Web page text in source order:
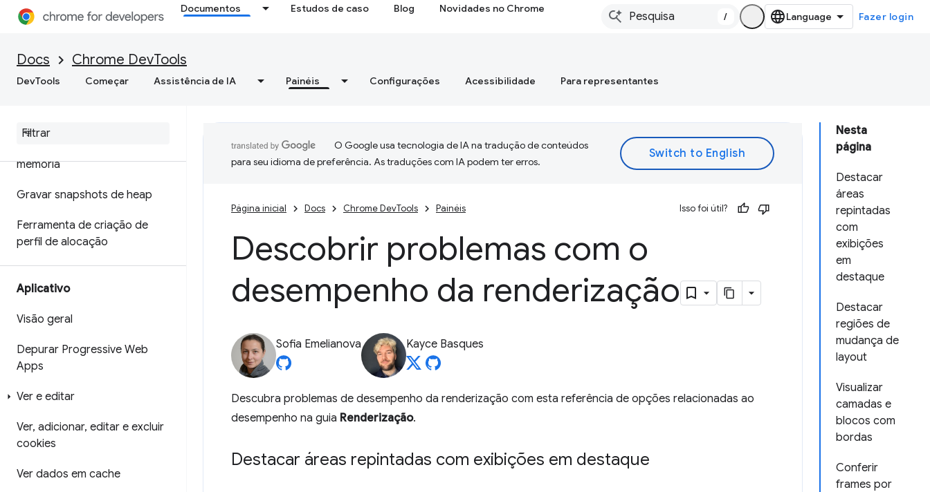
Documentos Estudos de caso Blog Novidades no Chrome
/ Fazer login
Docs Chrome DevTools
DevTools Começar Assistência de IA Painéis Configurações Acessibilidade Para representantes
Otimizar a velocidade da Web
Memória
Visão geral
memória
Gravar snapshots de heap
Ferramenta de criação de
perfil de alocação
Aplicativo
Visão geral
Depurar Progressive Web
Apps
Ver e editar
Ver, adicionar, editar e excluir
cookies
Ver dados em cache
Nesta
página
Destacar
áreas
repintadas
com
exibições
em
destaque
Destacar
regiões de
mudança de
layout
Visualizar
camadas e
blocos com
bordas
Conferir
frames por
O Google usa tecnologia de IA na tradução de conteúdos
para seu idioma de preferência. As traduções com IA podem ter erros.
Página inicial Docs Chrome DevTools Painéis Isso foi útil?
Descobrir problemas com o
desempenho da renderização
Sofia Emelianova Kayce Basques
Descubra problemas de desempenho da renderização com esta referência de opções relacionadas ao
desempenho na guia Renderização.
Destacar áreas repintadas com exibições em destaque